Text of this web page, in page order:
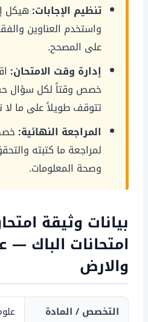
تنظيم الإجابات: هيكل
واستخدم العناوين
على المصحح.
إدارة وقت الامتحان:
خصص وقتاً لكل سؤال
تتوقف طويلاً على ما لا
المراجعة النهائية:
لمراجعة ما كتبته
وصحة المعلومات.
بيانات وثيقة
امتحانات الباك —
والارض
التخصص / المادة